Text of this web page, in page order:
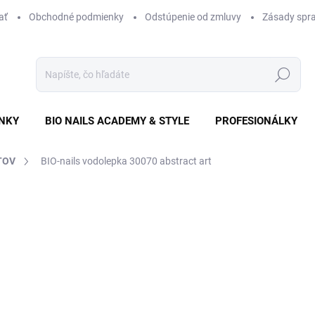
Obchodné podmienky Odstúpenie od zmluvy Zásady
Hľadať
BIO NAILS ACADEMY & STYLE PROFESIONÁLKY
BIO-nails vodolepka 30070 abstract art